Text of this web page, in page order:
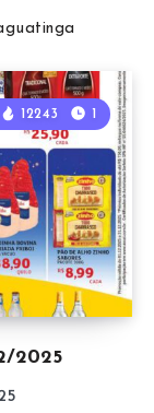
2025
12243 1